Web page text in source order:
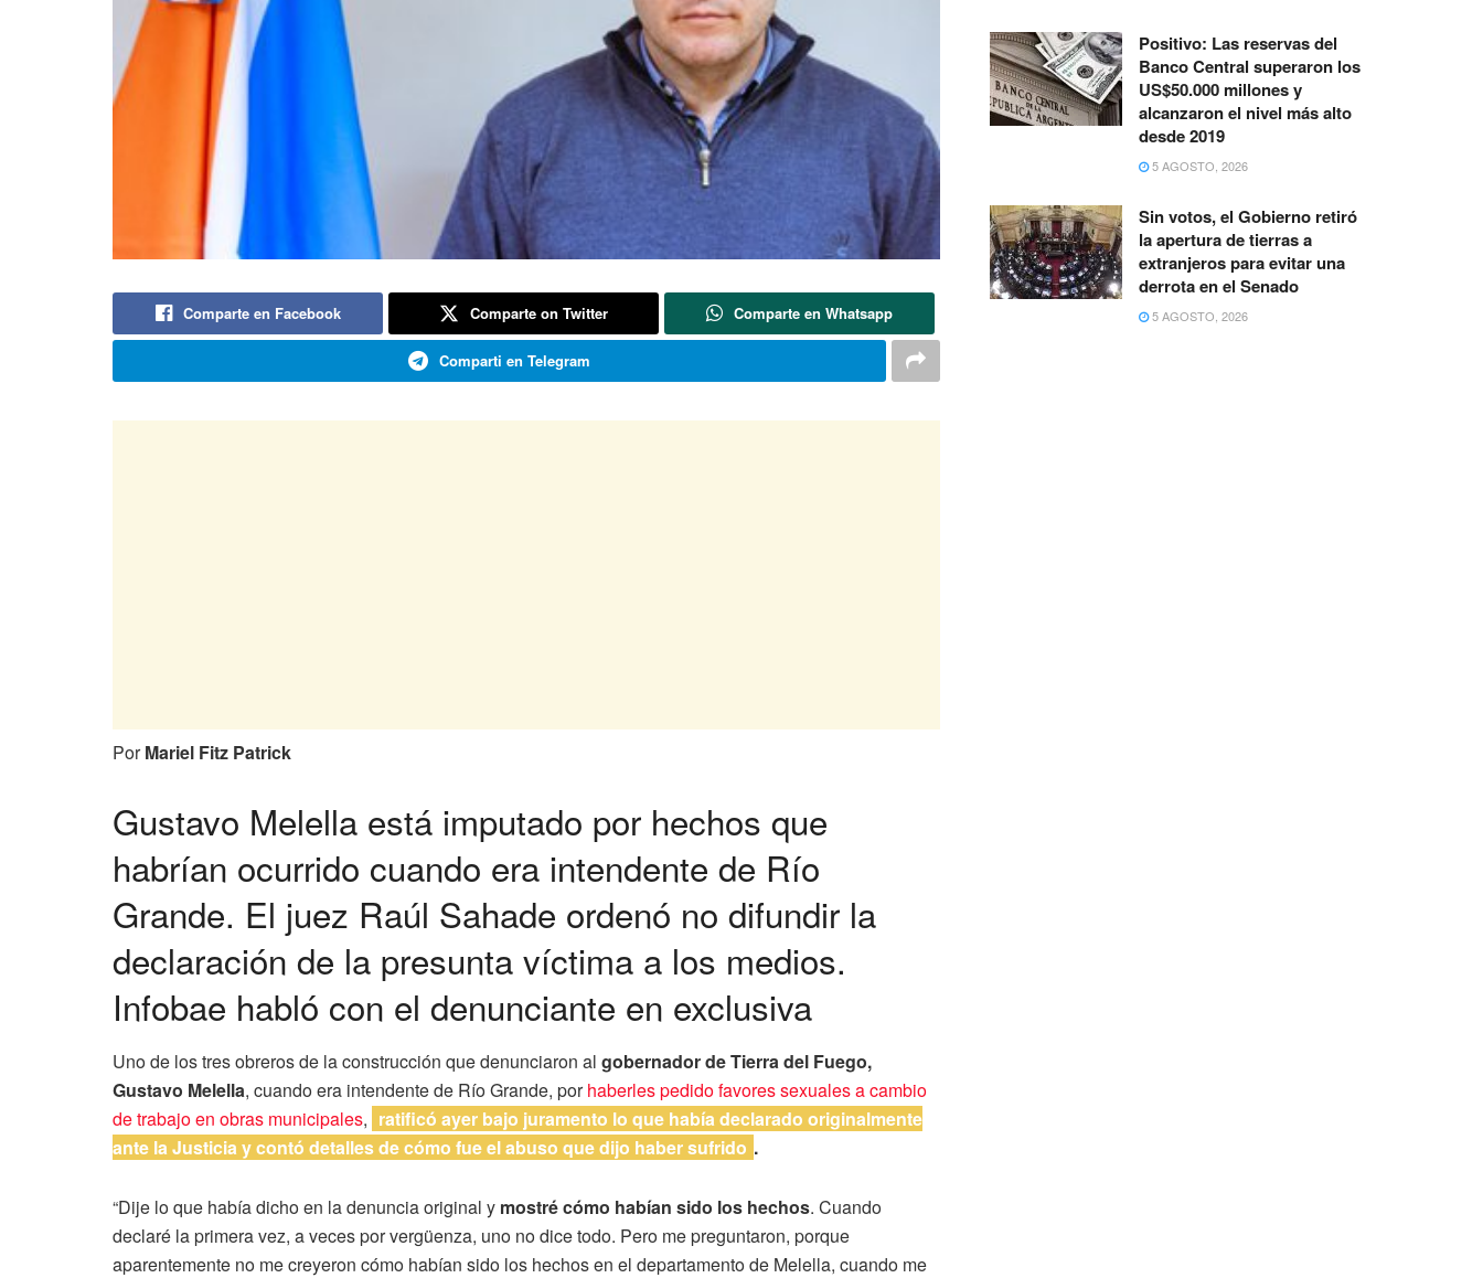
Comparte en Facebook Comparte on Twitter Comparte en Whatsapp
Comparti en Telegram
PorMariel Fitz Patrick
Gustavo Melella está imputado por hechos que
habrían ocurrido cuando era intendente de Río
Grande. El juez Raúl Sahade ordenó no difundir la
declaración de la presunta víctima a los medios.
Infobae habló con el denunciante en exclusiva
Uno de los tres obreros de la construcción que denunciaron al gobernador de Tierra del Fuego,
Gustavo Melella, cuando era intendente de Río Grande, porhaberles pedido favores sexuales a cambio
de trabajo en obras municipales, ratificó ayer bajo juramento lo que había declarado originalmente
ante la Justicia y contó detalles de cómo fue el abuso que dijo haber sufrido .
“Dije lo que había dicho en la denuncia original y mostré cómo habían sido los hechos. Cuando
declaré la primera vez, a veces por vergüenza, uno no dice todo. Pero me preguntaron, porque
aparentemente no me creyeron cómo habían sido los hechos en el departamento de Melella, cuando me
Positivo: Las reservas del
Banco Central superaron los
US$50.000 millones y
alcanzaron el nivel más alto
desde 2019
5 AGOSTO, 2026
Sin votos, el Gobierno retiró
la apertura de tierras a
extranjeros para evitar una
derrota en el Senado
5 AGOSTO, 2026